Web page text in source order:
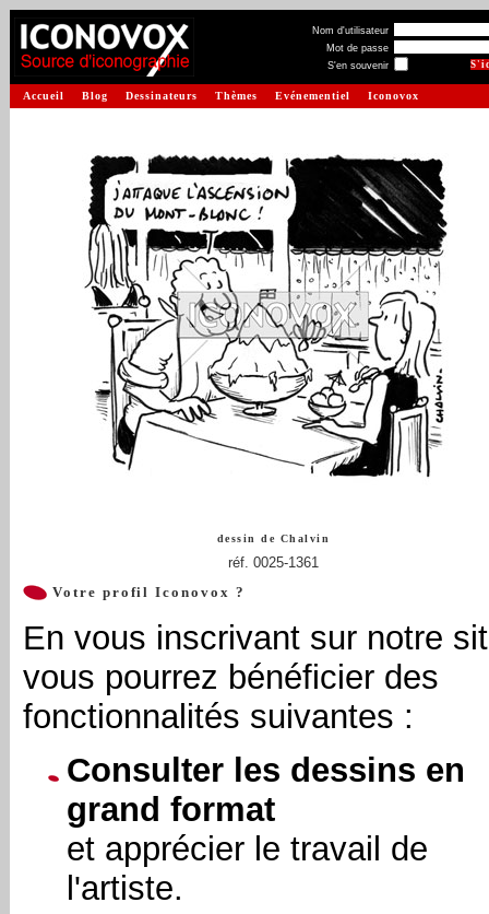
Nom d'utilisateur
Mot de passe
S'en souvenir
Accueil Blog Dessinateurs Thèmes Evénementiel Iconovox
dessin de Chalvin
réf. 0025-1361
Votre profil Iconovox ?
En vous inscrivant sur notre
vous pourrez bénéficier des
fonctionnalités suivantes :
Consulter les dessins en
grand format
et apprécier le travail de
l'artiste.